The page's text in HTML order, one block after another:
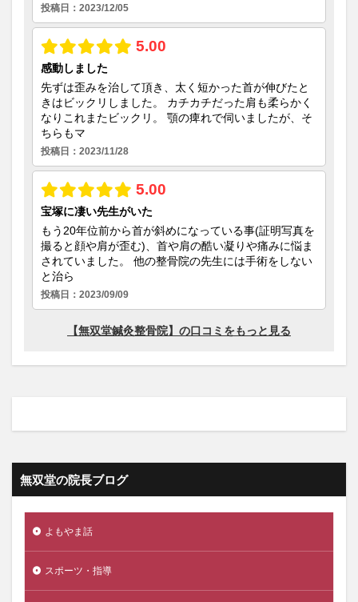
無双堂の院長ブログ
よもやま話
スポーツ・指導